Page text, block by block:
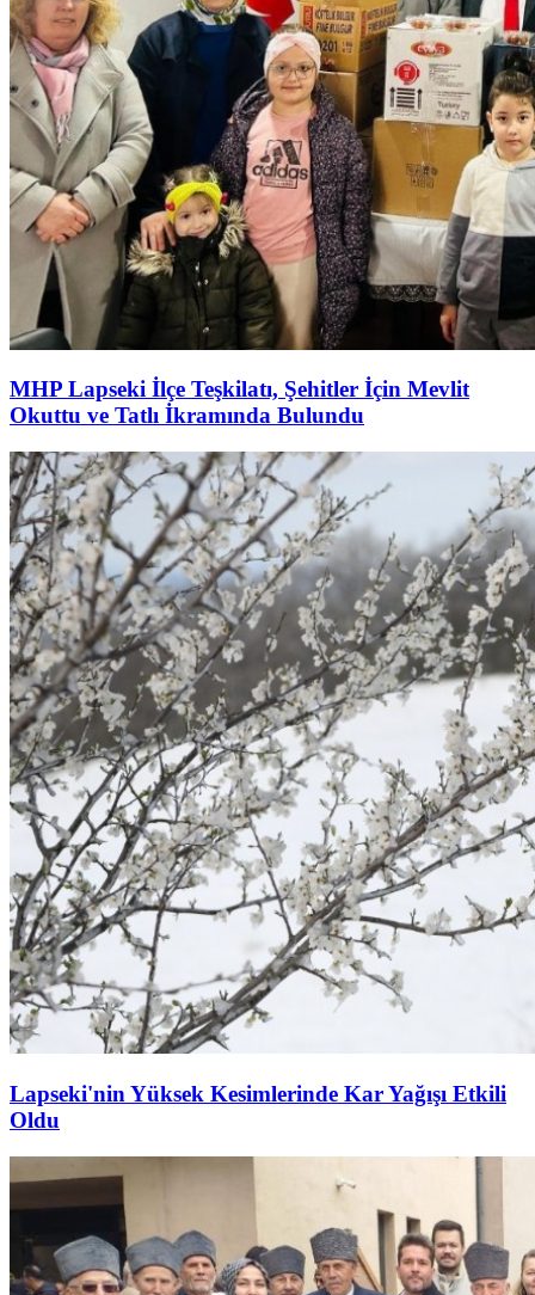
MHP Lapseki İlçe Teşkilatı, Şehitler İçin Mevlit
Okuttu ve Tatlı İkramında Bulundu
Lapseki'nin Yüksek Kesimlerinde Kar Yağışı Etkili
Oldu